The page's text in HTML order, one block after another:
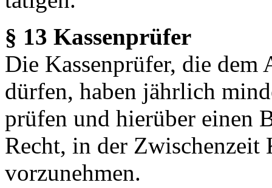
§ 13 Kassenprüfer
Die Kassenprüfer, die dem
dürfen, haben jährlich
prüfen und hierüber einen
Recht, in der Zwischenzeit
vorzunehmen.